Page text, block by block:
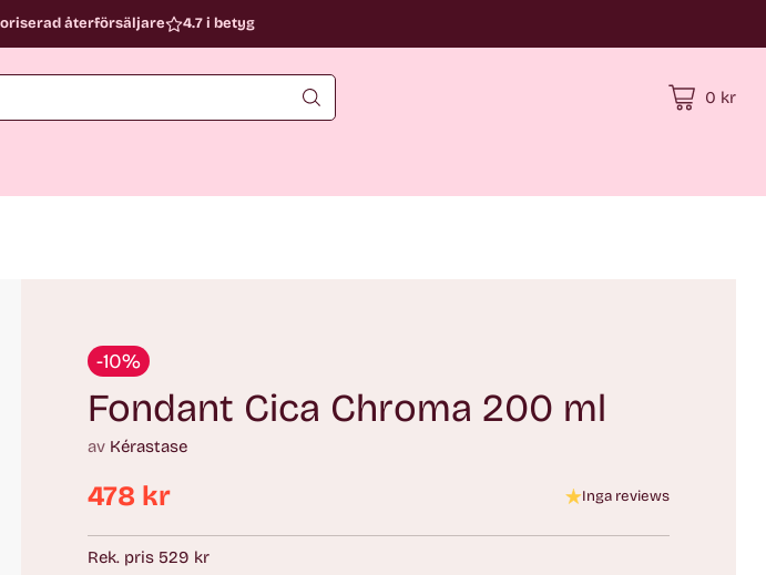
0 kr
återförsäljare 4.7 i betyg
-10%
Fondant Cica Chroma 200 ml
av Kérastase
Ordinarie
pris
478 kr Inga reviews
Rek. pris 529 kr